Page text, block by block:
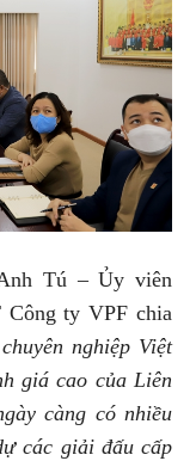
Tú – Ủy viên
ty VPF chia
nghiệp Việt
giá cao của Liên
càng có nhiều
các giải đấu cấp